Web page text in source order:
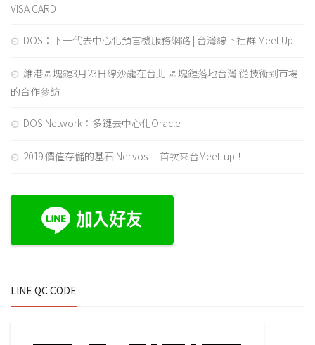
VISA CARD
DOS：下一代去中心化預言機服務網路 | 台灣線下社群 Meet Up
維港區塊鏈3月23日線沙龍在台北 區塊鏈落地台灣 從技術到市場
的合作參訪
DOS Network：多鏈去中心化Oracle
2019 價值存儲的基石 Nervos ｜首次來台Meet-up！
LINE QC CODE